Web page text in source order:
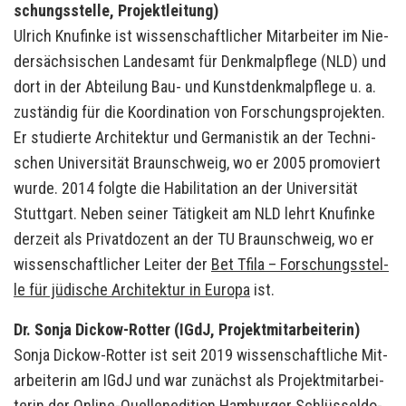
schungs­stel­le, Pro­jekt­lei­tung)
Ul­rich Knu­fin­ke ist wis­sen­schaft­li­cher Mit­ar­bei­ter im Nie­
der­säch­si­schen Lan­des­amt für Denk­mal­pfle­ge (NLD) und
dort in der Ab­tei­lung Bau- und Kunst­denk­mal­pfle­ge u. a.
zu­stän­dig für die Ko­or­di­na­ti­on von For­schungs­pro­jek­ten.
Er stu­dier­te Ar­chi­tek­tur und Ger­ma­nis­tik an der Tech­ni­
schen Uni­ver­si­tät Braun­schweig, wo er 2005 pro­mo­viert
wurde. 2014 folg­te die Ha­bi­li­ta­ti­on an der Uni­ver­si­tät
Stutt­gart. Neben sei­ner Tä­tig­keit am NLD lehrt Knu­fin­ke
der­zeit als Pri­vat­do­zent an der TU Braun­schweig, wo er
wis­sen­schaft­li­cher Lei­ter der Bet Tfila – For­schungs­stel­
le für jü­di­sche Ar­chi­tek­tur in Eu­ro­pa ist.
Dr. Sonja Dickow-​Rotter (IGdJ, Pro­jekt­mit­ar­bei­te­rin)
Sonja Dickow-​Rotter ist seit 2019 wis­sen­schaft­li­che Mit­
ar­bei­te­rin am IGdJ und war zu­nächst als Pro­jekt­mit­ar­bei­